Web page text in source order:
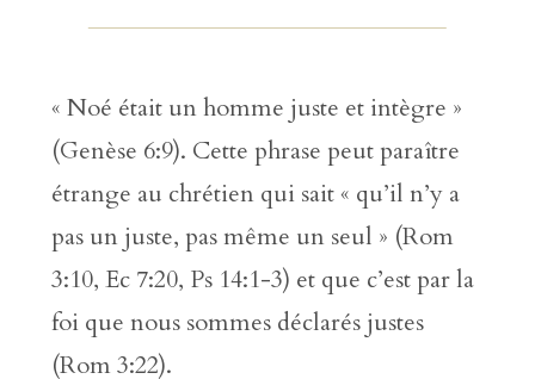
« Noé était un homme juste et intègre »
(Genèse 6:9). Cette phrase peut paraître
étrange au chrétien qui sait « qu’il n’y a
pas un juste, pas même un seul » (Rom
3:10, Ec 7:20, Ps 14:1-3) et que c’est par la
foi que nous sommes déclarés justes
(Rom 3:22).